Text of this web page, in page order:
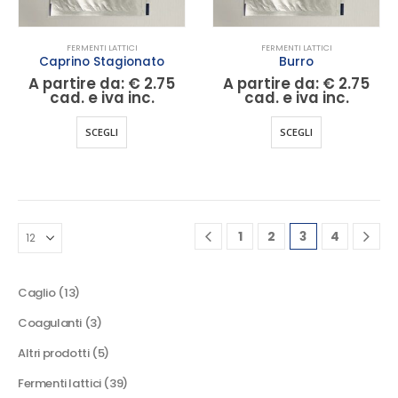
del
pagina
del
prodotto
FERMENTI LATTICI
Caprino Stagionato
A partire da: € 2.75
cad. e iva inc.
SCEGLI
varianti.
prodotto
FERMENTI LATTICI
Burro
A partire da: € 2.75
cad. e iva inc.
SCEGLI
varianti.
Le
opzioni
1 2 3 4
Caglio 1313
Coagulanti 33
Altri prodotti 55
Fermenti lattici 3939